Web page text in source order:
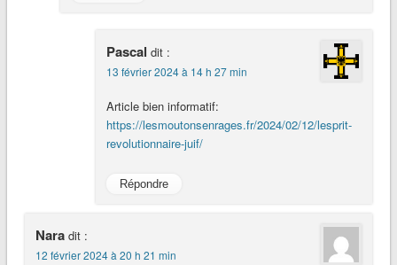
Pascal dit :
13 février 2024 à 14 h 27 min
Article bien informatif:
https://lesmoutonsenrages.fr/2024/02/12/lesprit-
revolutionnaire-juif/
Répondre
Nara dit :
12 février 2024 à 20 h 21 min